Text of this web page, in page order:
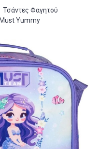
Τσάντες Φαγητού
Yummy